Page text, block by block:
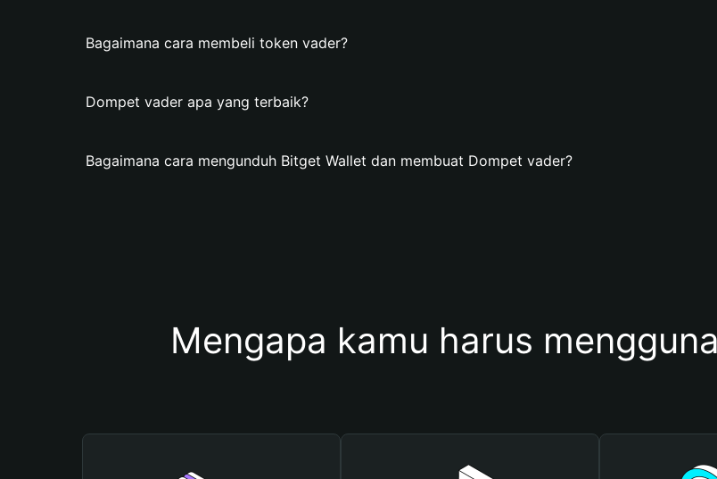
Bagaimana cara membeli token vader?
Dompet vader apa yang terbaik?
Bagaimana cara mengunduh Bitget Wallet dan membuat Dompet vader?
Mengapa kamu harus